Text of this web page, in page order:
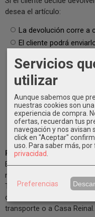
desea el artículo:
La devolución corre a
El cliente podrá
Si Casa Reinal
se descontará del
En pedidos que se
finalmente sean
reembolso el coste
ha prestado aunque
PLAZO PARA CAMBIOS
El plazo para solicitar un
naturales desde la
Transcurrido este plazo,
devoluciones, salvo en
transporte o a Casa Reinal.
Servicios
utilizar
Aunque sabemos que
nuestras cookies son
experiencia de compra.
ofertas, recuerdan tus
navegación y nos avisan
click en "Aceptar"
uso. Para saber más,
privacidad
Preferencias